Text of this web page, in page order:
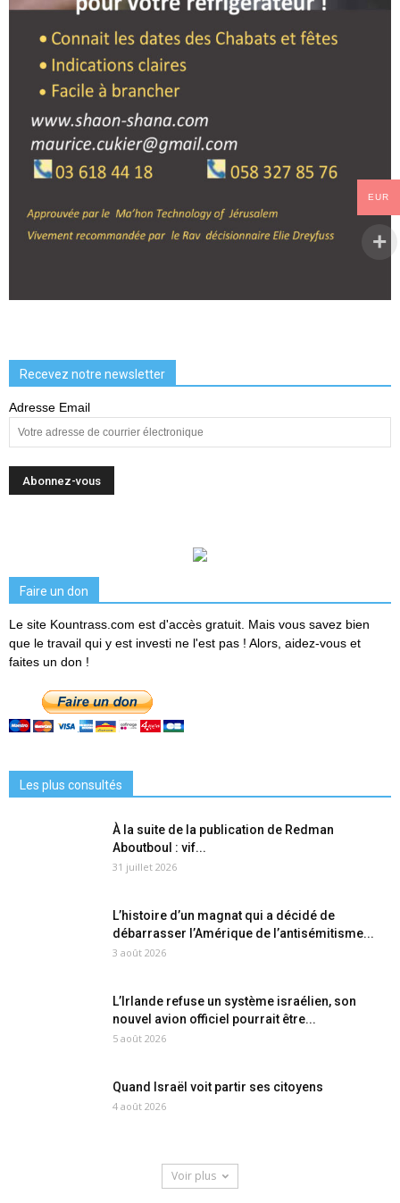
Recevez notre newsletter
Adresse Email
Faire un don
Le site Kountrass.com est d'accès gratuit. Mais vous savez bien
que le travail qui y est investi ne l'est pas ! Alors, aidez-vous et
faites un don !
Les plus consultés
À la suite de la publication de Redman
Aboutboul : vif...
31 juillet 2026
L’histoire d’un magnat qui a décidé de
débarrasser l’Amérique de l’antisémitisme...
3 août 2026
L’Irlande refuse un système israélien, son
nouvel avion officiel pourrait être...
5 août 2026
Quand Israël voit partir ses citoyens
4 août 2026
Voir plus
EUR